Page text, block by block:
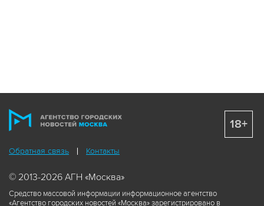
Обратная связь Контакты
© 2013-2026 АГН «Москва»
Средство массовой информации информационное агентство
«Агентство городских новостей «Москва» зарегистрировано в
18+